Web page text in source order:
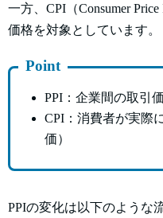
一方、CPI（Consumer
価格を対象としています。
Point
PPI：企業間の取引
CPI：消費者が実際
価）
PPIの変化は以下のような